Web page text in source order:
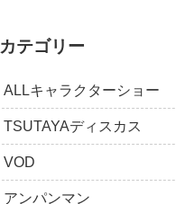
カテゴリー
ALLキャラクターショー
TSUTAYAディスカス
VOD
アンパンマン